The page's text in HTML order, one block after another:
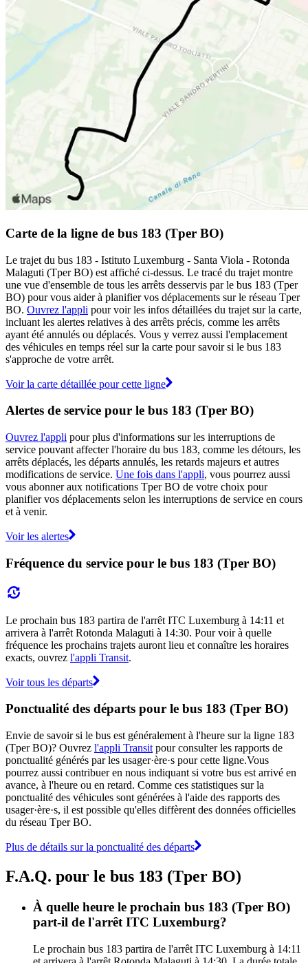
Carte de la ligne de bus 183 (Tper BO)
Le trajet du bus 183 - Istituto Luxemburg - Santa Viola - Rotonda
Malaguti (Tper BO) est affiché ci-dessus. Le tracé du trajet montre
une vue d'ensemble de tous les arrêts desservis par le bus 183 (Tper
BO) pour vous aider à planifier vos déplacements sur le réseau Tper
BO. Ouvrez l'appli pour voir les infos détaillées du trajet sur la carte,
incluant les alertes relatives à des arrêts précis, comme les arrêts
ayant été annulés ou déplacés. Vous y verrez aussi l'emplacement
des véhicules en temps réel sur la carte pour savoir si le bus 183
s'approche de votre arrêt.
Voir la carte détaillée pour cette ligne
Alertes de service pour le bus 183 (Tper BO)
Ouvrez l'appli pour plus d'informations sur les interruptions de
service pouvant affecter l'horaire du bus 183, comme les détours, les
arrêts déplacés, les départs annulés, les retards majeurs et autres
modifications de service. Une fois dans l'appli, vous pourrez aussi
vous abonner aux notifications Tper BO de votre choix pour
planifier vos déplacements selon les interruptions de service en cours
et à venir.
Voir les alertes
Fréquence du service pour le bus 183 (Tper BO)
Le prochain bus 183 partira de l'arrêt ITC Luxemburg à 14:11 et
arrivera à l'arrêt Rotonda Malaguti à 14:30. Pour voir à quelle
fréquence les prochains trajets auront lieu et connaître les horaires
exacts, ouvrez l'appli Transit.
Voir tous les départs
Ponctualité des départs pour le bus 183 (Tper BO)
Envie de savoir si le bus est généralement à l'heure sur la ligne 183
(Tper BO)? Ouvrez l'appli Transit pour consulter les rapports de
ponctualité générés par les usager·ère·s pour cette ligne.Vous
pourrez aussi contribuer en nous indiquant si votre bus est arrivé en
avance, à l'heure ou en retard. Comme ces statistiques sur la
ponctualité des véhicules sont générées à l'aide des rapports des
usager·ère·s, il est possible qu'elles diffèrent des données officielles
du réseau Tper BO.
Plus de détails sur la ponctualité des départs
F.A.Q. pour le bus 183 (Tper BO)
À quelle heure le prochain bus 183 (Tper BO)
part-il de l'arrêt ITC Luxemburg?
Le prochain bus 183 partira de l'arrêt ITC Luxemburg à 14:11